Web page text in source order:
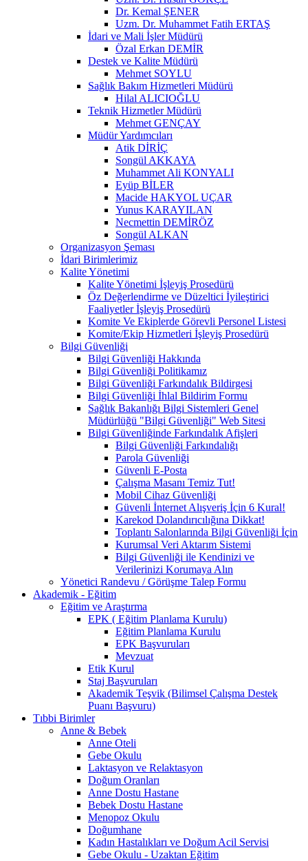
Dr. Kemal ŞENER
Uzm. Dr. Muhammet Fatih ERTAŞ
İdari ve Mali İşler Müdürü
Özal Erkan DEMİR
Destek ve Kalite Müdürü
Mehmet SOYLU
Sağlık Bakım Hizmetleri Müdürü
Hilal ALICIOĞLU
Teknik Hizmetler Müdürü
Mehmet GENÇAY
Müdür Yardımcıları
Atik DİRİÇ
Songül AKKAYA
Muhammet Ali KONYALI
Eyüp BİLER
Macide HAKYOL UÇAR
Yunus KARAYILAN
Necmettin DEMİRÖZ
Songül ALKAN
Organizasyon Şeması
İdari Birimlerimiz
Kalite Yönetimi
Kalite Yönetimi İşleyiş Prosedürü
Öz Değerlendirme ve Düzeltici İyileştirici
Faaliyetler İşleyiş Prosedürü
Komite Ve Ekiplerde Görevli Personel Listesi
Komite/Ekip Hizmetleri İşleyiş Prosedürü
Bilgi Güvenliği
Bilgi Güvenliği Hakkında
Bilgi Güvenliği Politikamız
Bilgi Güvenliği Farkındalık Bildirgesi
Bilgi Güvenliği İhlal Bildirim Formu
Sağlık Bakanlığı Bilgi Sistemleri Genel
Müdürlüğü "Bilgi Güvenliği" Web Sitesi
Bilgi Güvenliğinde Farkındalık Afişleri
Bilgi Güvenliği Farkındalığı
Parola Güvenliği
Güvenli E-Posta
Çalışma Masanı Temiz Tut!
Mobil Cihaz Güvenliği
Güvenli İnternet Alışveriş İçin 6 Kural!
Karekod Dolandırıcılığına Dikkat!
Toplantı Salonlarında Bilgi Güvenliği İçin
Kurumsal Veri Aktarım Sistemi
Bilgi Güvenliği ile Kendinizi ve
Verilerinizi Korumaya Alın
Yönetici Randevu / Görüşme Talep Formu
Akademik - Eğitim
Eğitim ve Araştırma
EPK ( Eğitim Planlama Kurulu)
Eğitim Planlama Kurulu
EPK Başvuruları
Mevzuat
Etik Kurul
Staj Başvuruları
Akademik Teşvik (Bilimsel Çalışma Destek
Puanı Başvuru)
Tıbbi Birimler
Anne & Bebek
Anne Oteli
Gebe Okulu
Laktasyon ve Relaktasyon
Doğum Oranları
Anne Dostu Hastane
Bebek Dostu Hastane
Menopoz Okulu
Doğumhane
Kadın Hastalıkları ve Doğum Acil Servisi
Gebe Okulu - Uzaktan Eğitim